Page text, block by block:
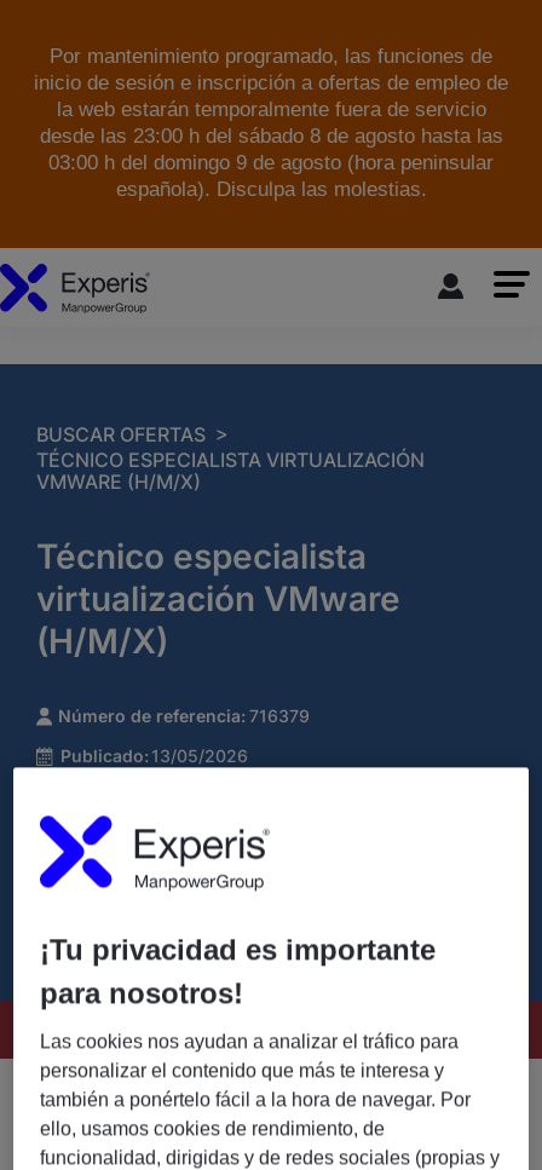
Por mantenimiento programado, las funciones de
inicio de sesión e inscripción a ofertas de empleo de
la web estarán temporalmente fuera de servicio
desde las 23:00 h del sábado 8 de agosto hasta las
03:00 h del domingo 9 de agosto (hora peninsular
española). Disculpa las molestias.
BUSCAR OFERTAS >
TÉCNICO ESPECIALISTA VIRTUALIZACIÓN
VMWARE (H/M/X)
Técnico especialista
virtualización VMware
(H/M/X)
Número de referencia: 716379
Publicado: 13/05/2026
Nombre de la compañía:
Desde Experis – Grupo Manpower, Estamos buscando
un técnico especialista en VMware para participar en
la migración, implementación, configuración e
¡Tu privacidad es importante
para nosotros!
Las cookies nos ayudan a analizar el tráfico para
personalizar el contenido que más te interesa y
también a ponértelo fácil a la hora de navegar. Por
ello, usamos cookies de rendimiento, de
funcionalidad, dirigidas y de redes sociales (propias y